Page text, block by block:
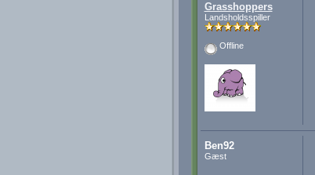
Grasshoppers
Landsholdsspiller
Offline
Ben92
Gæst